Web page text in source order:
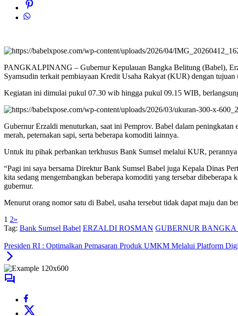
PANGKALPINANG – Gubernur Kepulauan Bangka Belitung (Babel),
Syamsudin terkait pembiayaan Kredit Usaha Rakyat (KUR) dengan
Kegiatan ini dimulai pukul 07.30 wib hingga pukul 09.15 WIB,
Gubernur Erzaldi menuturkan, saat ini Pemprov. Babel dalam
merah, peternakan sapi, serta beberapa komoditi lainnya.
Untuk itu pihak perbankan terkhusus Bank Sumsel melalui KUR,
“Pagi ini saya bersama Direktur Bank Sumsel Babel juga Kepala Dinas
kita sedang mengembangkan beberapa komoditi yang tersebar
gubernur.
Menurut orang nomor satu di Babel, usaha tersebut tidak dapat maju dan
1 2»
Tag: Bank Sumsel Babel ERZALDI ROSMAN GUBERNUR
Presiden RI : Optimalkan Pemasaran Produk UMKM Melalui Platform